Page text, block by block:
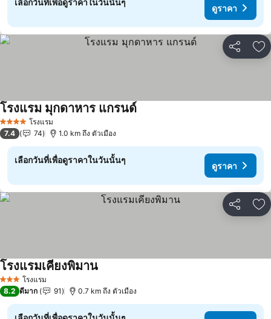
เลือกวันที่เพื่อดูราคาในวันนั้นๆ
ดูราคา
แชร์ เ
4 ดาว โรงแรม
โรงแรม มุกดาหาร แกรนด์
7.4 74 1.0 km ถึง ตัวเมือง
เลือกวันที่เพื่อดูราคาในวันนั้นๆ
ดูราคา
แชร์ เ
3 ดาว โรงแรม
โรงแรมเคียงพิมาน
8.2 ดีมาก 91 0.7 km ถึง ตัวเมือง